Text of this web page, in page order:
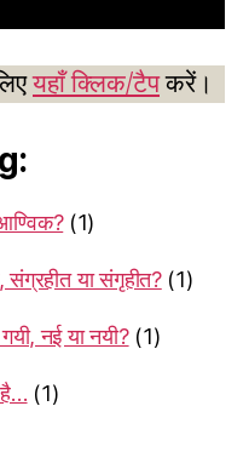
यहाँ क्लिक/टैपकरें।
(1)
या संगृहीत? (1)
नई या नयी? (1)
(1)